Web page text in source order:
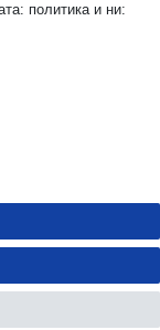
политика и ни: